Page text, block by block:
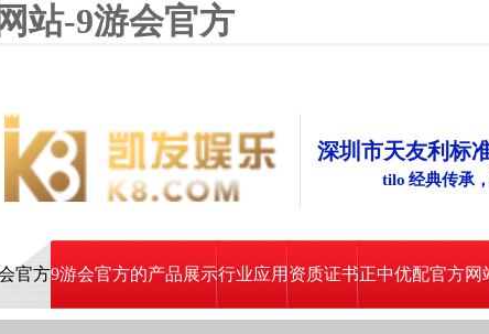
站-9游会官方
深圳市天友利标
tilo 经典传承
官方9游会官方的产品展示行业应用 资质证书正中优配官方网